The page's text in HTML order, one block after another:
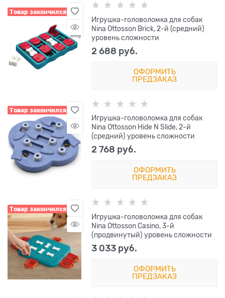
Товар закончился
Игрушка-головоломка для собак
Nina Ottosson Brick, 2-й (средний)
уровень сложности
2 688 руб.
ОФОРМИТЬ
ПРЕДЗАКАЗ
Товар закончился
Игрушка-головоломка для собак
Nina Ottosson Hide N Slide, 2-й
(средний) уровень сложности
2 768 руб.
ОФОРМИТЬ
ПРЕДЗАКАЗ
Товар закончился
Игрушка-головоломка для собак
Nina Ottosson Casino, 3-й
(продвинутый) уровень сложности
3 033 руб.
ОФОРМИТЬ
ПРЕДЗАКАЗ